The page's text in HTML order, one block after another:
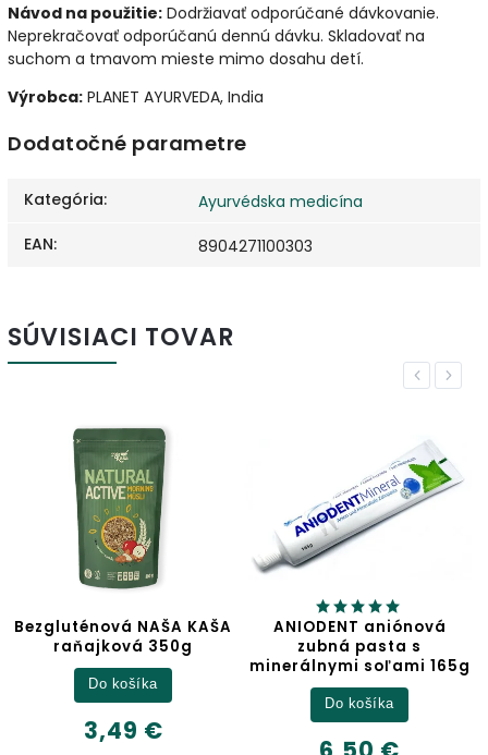
Návod na použitie: Dodržiavať odporúčané dávkovanie.
Neprekračovať odporúčanú dennú dávku. Skladovať na
suchom a tmavom mieste mimo dosahu detí.
Výrobca: PLANET AYURVEDA, India
Dodatočné parametre
Kategória:
Ayurvédska medicína
EAN: 8904271100303
SÚVISIACI TOVAR
Previous
ANIODENT aniónová
zubná pasta s
minerálnymi soľami 165g
Do košíka
Jablčný ocot
6,32 €
Next